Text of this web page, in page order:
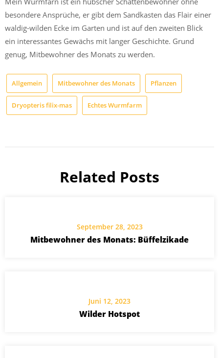
besondere Ansprüche, er gibt dem Sandkasten das Flair einer
waldig-wilden Ecke im Garten und ist auf den zweiten Blick
ein interessantes Gewächs mit langer Geschichte. Grund
genug, Mitbewohner des Monats zu werden.
Allgemein Mitbewohner des Monats Pflanzen
Dryopteris filix-mas Echtes Wurmfarm
Related Posts
September 28, 2023
Mitbewohner des Monats: Büffelzikade
Juni 12, 2023
Wilder Hotspot